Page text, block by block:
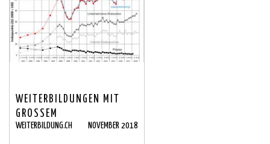
WEITERBILDUNGEN MIT
GROSSEM
STELLENMARKTPOTENZIAL
WEITERBILDUNG.CH NOVEMBER 2018